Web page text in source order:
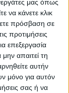
μας όπως
να κάνετε κλικ
πρόσβαση σε
προτιμήσεις
επεξεργασία
απαιτεί τη
αυτήν
μόνο για αυτόν
σας ή να
αγώνα”